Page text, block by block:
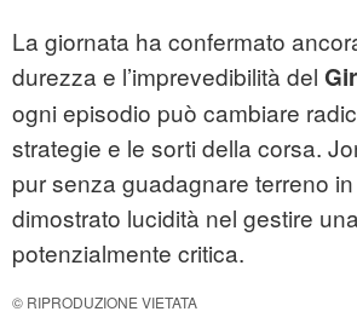
La giornata ha confermato
durezza e l’imprevedibilità del
ogni episodio può cambiare
strategie e le sorti della corsa.
pur senza guadagnare terreno
dimostrato lucidità nel gestire
potenzialmente critica.
© RIPRODUZIONE VIETATA